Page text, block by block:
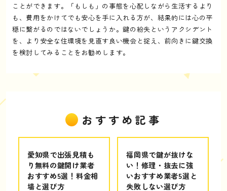
ことができます。「もしも」の事態を心配しながら生活するより
も、費用をかけてでも安心を手に入れる方が、結果的には心の平
穏に繋がるのではないでしょうか。鍵の紛失というアクシデント
を、より安全な住環境を見直す良い機会と捉え、前向きに鍵交換
を検討してみることをお勧めします。
おすすめ記事
愛知県で出張見積も
り無料の鍵開け業者
おすすめ5選！料金相
場と選び方
福岡県で鍵が抜けな
い！修理・抜去に強
いおすすめ業者5選と
失敗しない選び方